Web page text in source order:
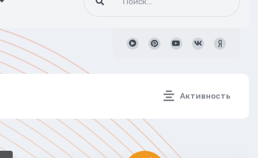
Активность